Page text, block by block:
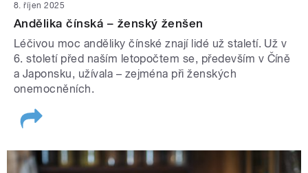
8. říjen 2025
Andělika čínská – ženský ženšen
Léčivou moc anděliky čínské znají lidé už staletí. Už v
6. století před naším letopočtem se, především v Číně
a Japonsku, užívala – zejména při ženských
onemocněních.